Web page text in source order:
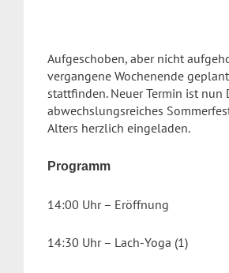
Aufgeschoben, aber nicht
vergangene Wochenende
stattfinden. Neuer Termin ist
abwechslungsreiches
Alters herzlich eingeladen.
Programm
14:00 Uhr – Eröffnung
14:30 Uhr – Lach-Yoga (1)